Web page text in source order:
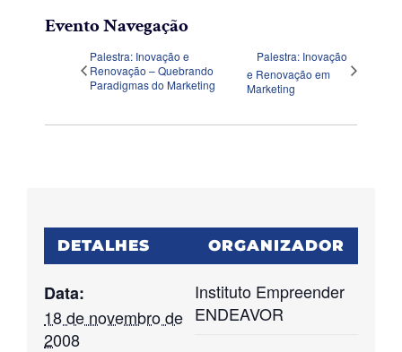
Evento Navegação
Palestra: Inovação e
Renovação – Quebrando
Paradigmas do Marketing
Palestra: Inovação
e Renovação em
Marketing
DETALHES
Data:
18 de novembro de
2008
ORGANIZADOR
Instituto Empreender
ENDEAVOR